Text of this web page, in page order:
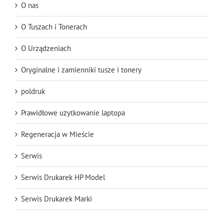
O nas
O Tuszach i Tonerach
O Urządzeniach
Oryginalne i zamienniki tusze i tonery
poldruk
Prawidłowe użytkowanie laptopa
Regeneracja w Mieście
Serwis
Serwis Drukarek HP Model
Serwis Drukarek Marki